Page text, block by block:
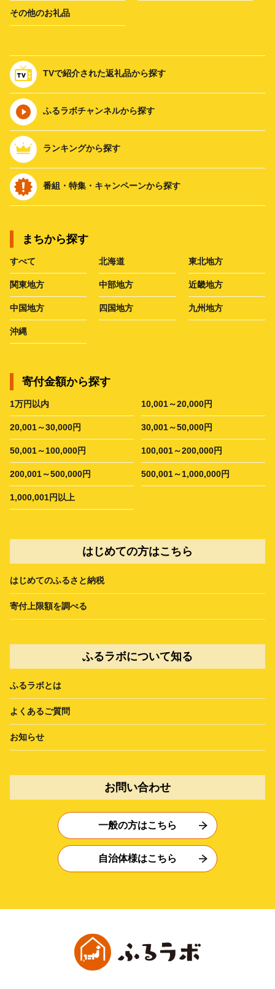
その他のお礼品
TVで紹介された返礼品から探す
ふるラボチャンネルから探す
ランキングから探す
番組・特集・キャンペーンから探す
まちから探す
すべて 北海道 東北地方
関東地方 中部地方 近畿地方
中国地方 四国地方 九州地方
沖縄
寄付金額から探す
1万円以内 10,001～20,000円
20,001～30,000円 30,001～50,000円
50,001～100,000円 100,001～200,000円
200,001～500,000円 500,001～1,000,000円
1,000,001円以上
はじめての方はこちら
はじめてのふるさと納税
寄付上限額を調べる
ふるラボについて知る
ふるラボとは
よくあるご質問
お知らせ
お問い合わせ
一般の方はこちら
自治体様はこちら